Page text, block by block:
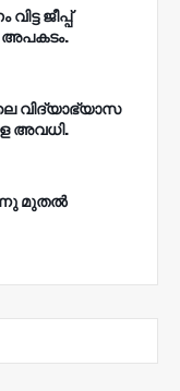
ജീപ്പ്
അപകടം.
വിദ്യാഭ്യാസ
അവധി.
മുതല്‍